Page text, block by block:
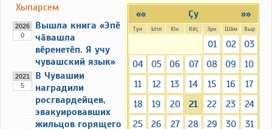
»»
«« Çу
Тун Ытл Юн Кĕç Эрн Шăм Выр
01 02
03
04
05 06 07 08 09
10
11
12 13 14 15 16
17
18
19 20 21 22 23
24
25
26 27 28 29 30 31
Хыпарсем
2026
0
Вышла книга «Эпӗ
чӑвашла
вӗренетӗп. Я учу
чувашский язык»
2021
5
В Чувашии
наградили
росгвардейцев,
эвакуировавших
жильцов горящего